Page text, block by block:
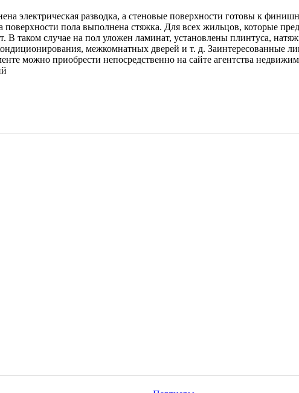
электрическая разводка, а стеновые поверхности готовы к
пола выполнена стяжка. Для всех жильцов, которые
В таком случае на пол уложен ламинат, установлены плинтуса,
межкомнатных дверей и т. д. Заинтересованные
можно приобрести непосредственно на сайте агентства